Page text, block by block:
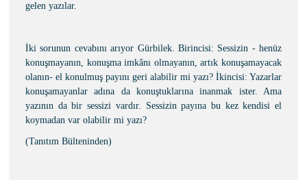
gelen yazılar.
İki sorunun cevabını arıyor Gürbilek. Birincisi: Sessizin - henüz
konuşmayanın, konuşma imkânı olmayanın, artık konuşamayacak
olanın- el konulmuş payını geri alabilir mi yazı? İkincisi: Yazarlar
konuşamayanlar adına da konuştuklarına inanmak ister. Ama
yazının da bir sessizi vardır. Sessizin payına bu kez kendisi el
koymadan var olabilir mi yazı?
(Tanıtım Bülteninden)